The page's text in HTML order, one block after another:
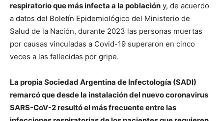
respiratorio que más infecta a la población y, de acuerdo
a datos del Boletín Epidemiológico del Ministerio de
Salud de la Nación, durante 2023 las personas muertas
por causas vinculadas a Covid-19 superaron en cinco
veces a las fallecidas por gripe.
La propia Sociedad Argentina de Infectología (SADI)
remarcó que desde la instalación del nuevo coronavirus
SARS-CoV-2 resultó el más frecuente entre las